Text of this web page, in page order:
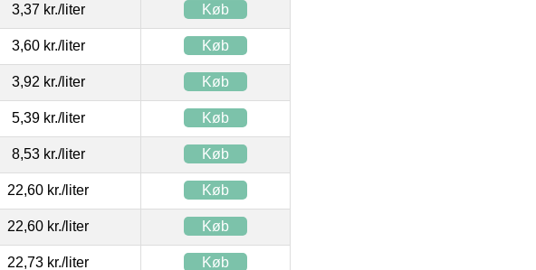
3,37 kr./liter Køb
3,60 kr./liter Køb
3,92 kr./liter Køb
5,39 kr./liter Køb
8,53 kr./liter Køb
22,60 kr./liter Køb
22,60 kr./liter Køb
22,73 kr./liter Køb